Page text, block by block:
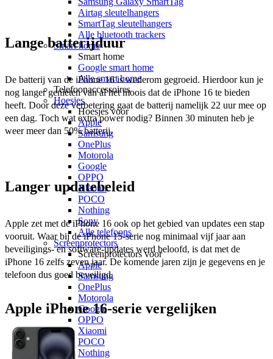
Airtag sleutelhangers
SmartTag sleutelhangers
Alle bluetooth trackers
Smart home
Smart home
Google smart home
Alle smart home
Telefoonaccessoires
Hoesjes
Hoesjes voor
Apple
Samsung
OnePlus
Motorola
Google
OPPO
Xiaomi
POCO
Nothing
Sony
Alle telefoons
Screenprotectors
Screenprotectors voor
Apple
Samsung
OnePlus
Motorola
Google
OPPO
Xiaomi
POCO
Nothing
Lange batterijduur
De batterij van de iPhone 16 is wederom gegroeid. Hierdoor kun je
nog langer genieten van al het moois dat de iPhone 16 te bieden
heeft. Door deze verbetering gaat de batterij namelijk 22 uur mee op
een dag. Toch wat extra power nodig? Binnen 30 minuten heb je
weer meer dan 50% batterij.
Langer updatebeleid
Apple zet met de iPhone 16 ook op het gebied van updates een stap
vooruit. Waar bij de iPhone 15-serie nog minimaal vijf jaar aan
beveiligings- en software-updates werd beloofd, is dat met de
iPhone 16 zelfs zeven jaar. De komende jaren zijn je gegevens en je
telefoon dus goed beveiligd.
Apple iPhone 16-serie vergelijken